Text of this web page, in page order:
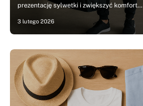
prezentację sylwetki i zwiększyć komfort…
3 lutego 2026